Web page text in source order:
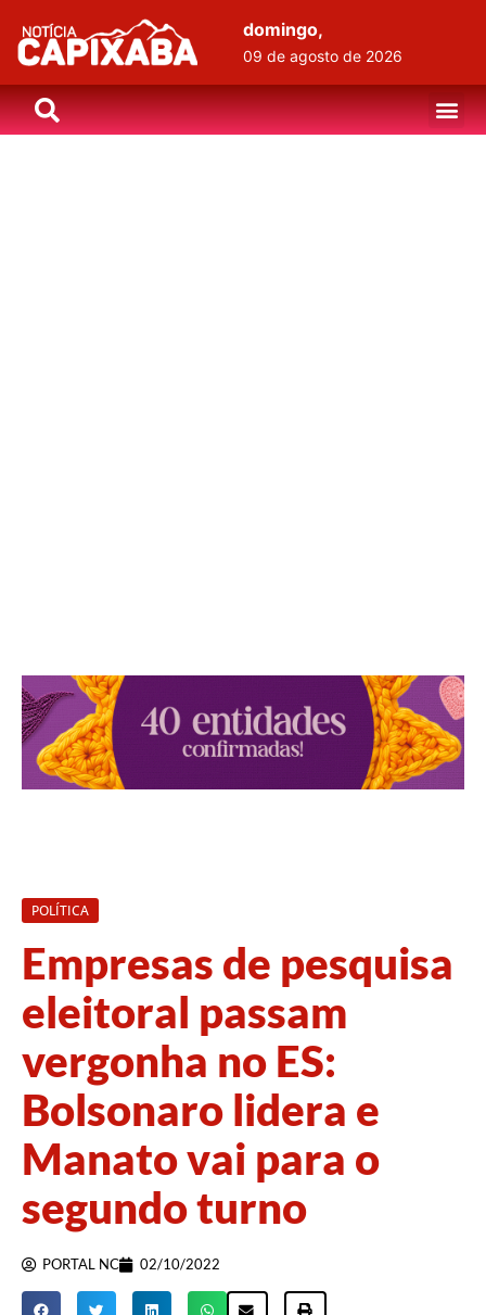
domingo,
09 de agosto de 2026
POLÍTICA
Empresas de pesquisa
eleitoral passam
vergonha no ES:
Bolsonaro lidera e
Manato vai para o
segundo turno
PORTAL NC 02/10/2022